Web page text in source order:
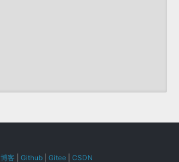
博客 Github| Gitee| CSDN